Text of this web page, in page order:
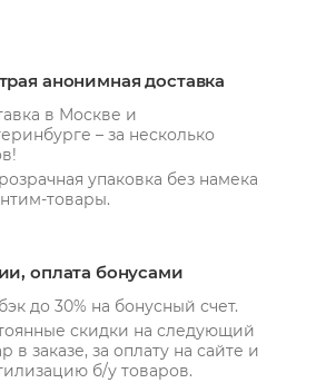
анонимная доставка
в Москве и
– за несколько
упаковка без намека
товары.
оплата бонусами
до 30% на бонусный счет.
скидки на следующий
в заказе, за оплату на сайте и
б/у товаров.